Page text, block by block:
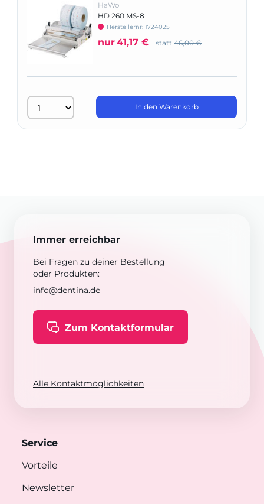
HaWo
HD 260 MS-8
Herstellernr: 1724025
nur41,17 € statt 46,00 €
In den Warenkorb
Immer erreichbar
Bei Fragen zu deiner Bestellung
oder Produkten:
info@dentina.de
Zum Kontaktformular
Alle Kontaktmöglichkeiten
Service
Vorteile
Newsletter